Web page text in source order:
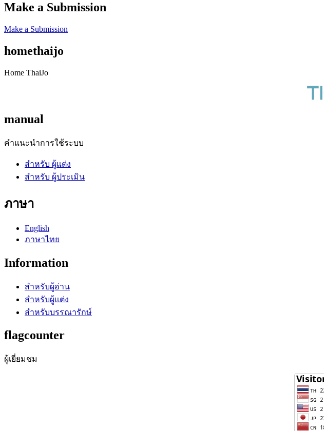
Make a Submission
Make a Submission
homethaijo
Home ThaiJo
manual
คำแนะนำการใช้ระบบ
สำหรับ ผู้แต่ง
สำหรับ ผู้ประเมิน
ภาษา
English
ภาษาไทย
Information
สำหรับผู้อ่าน
สำหรับผู้แต่ง
สำหรับบรรณารักษ์
flagcounter
ผู้เยี่ยมชม